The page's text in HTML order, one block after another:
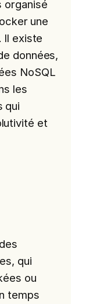
organisé
une
ll existe
données,
NoSQL
les
qui
et
qui
ou
temps